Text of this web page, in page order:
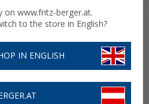
on www.fritz-berger.at.
to the store in English?
IN ENGLISH